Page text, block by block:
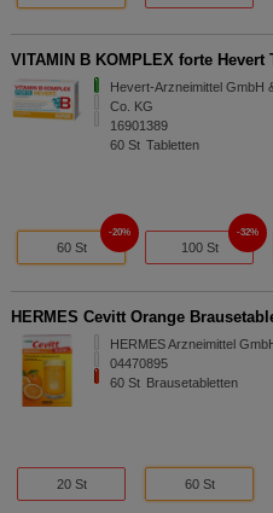
VITAMIN B KOMPLEX forte Hevert
Hevert-Arzneimittel GmbH
Co. KG
16901389
60 St Tabletten
60 St
20%
100 St
32%
HERMES Cevitt Orange
HERMES Arzneimittel
04470895
60 St Brausetabletten
20 St 60 St